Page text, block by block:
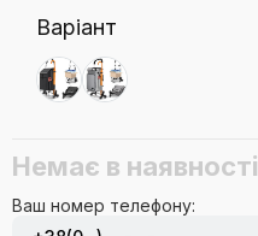
Варіант
Немає в наявності
Ваш номер телефону: